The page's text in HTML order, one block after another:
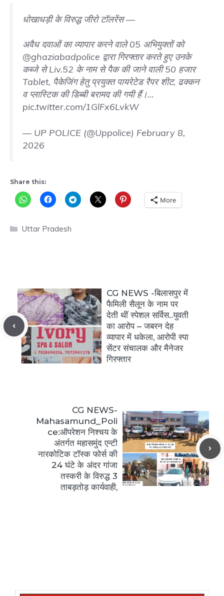
धोखाधड़ी के विरुद्ध जीरो टॉलरेंस —
अवैध दवाओं का व्यापार करने वाले 05 अभियुक्तों को
@ghaziabadpolice द्वारा गिरफ्तार करते हुए उनके
कब्जे से Liv.52 के नाम से पैक की जाने वाली 50 हजार
Tablet, पैकेजिंग हेतु प्रयुक्त पायरेटेड रैपर शीट, ढक्कन
व प्लास्टिक की डिब्बी बरामद की गयी हैं।…
pic.twitter.com/1GlFx6LvkW
— UP POLICE (@Uppolice) February 8,
2026
Share this:
More
Categories
Uttar Pradesh
CG NEWS -बिलासपुर में
फैमिली सैलून के नाम पर
देती थीं स्पेशल सर्विस..युवती
का आरोप – जबरन देह
व्यापार में धकेला, आरोपी स्पा
सेंटर संचालक और मैनेजर
गिरफ्तार
CG NEWS-
Mahasamund_Poli
ce:ऑपरेशन निश्चय के
अंतर्गत महासमुंद एन्टी
नारकोटिक टॉस्क फोर्स की
24 घंटे के अंदर गांजा
तस्करी के विरुद्ध 3
ताबड़तोड़ कार्यवाही,